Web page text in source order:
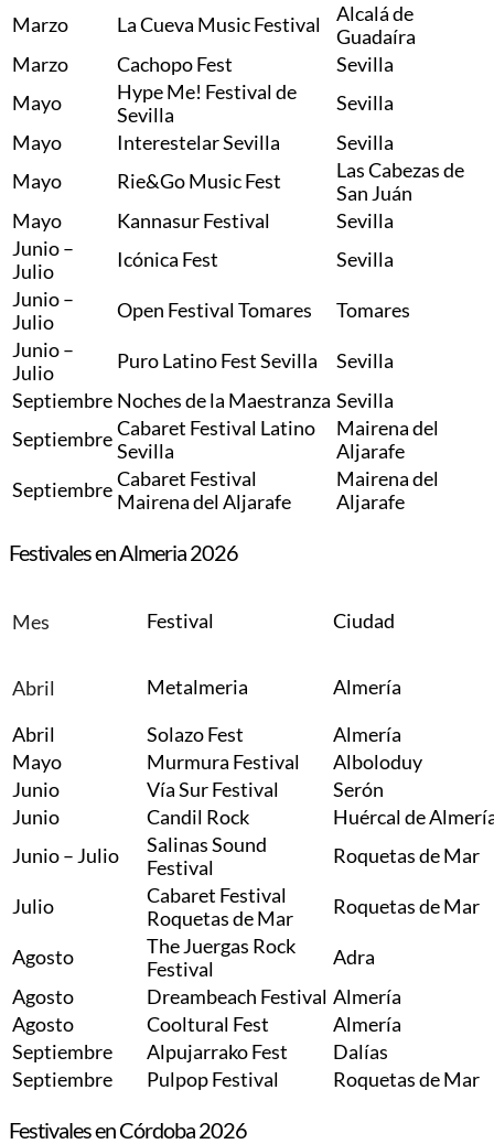
Marzo La Cueva Music Festival
Alcalá de
Guadaíra
Marzo
Cachopo Fest
Sevilla
Mayo
Hype Me! Festival de
Sevilla
Sevilla
Mayo
Interestelar Sevilla
Sevilla
Mayo
Rie&Go Music Fest
Las Cabezas de
San Juán
Mayo
Kannasur Festival
Sevilla
Junio –
Julio
Icónica Fest
Sevilla
Junio –
Julio
Open Festival Tomares
Tomares
Junio –
Julio
Puro Latino Fest Sevilla
Sevilla
Septiembre Noches de la Maestranza Sevilla
SeptiembreCabaret Festival Latino
Sevilla
Mairena del
Aljarafe
SeptiembreCabaret Festival
Mairena del Aljarafe
Mairena del
Aljarafe
Festivales en Almeria 2026
Mes Festival Ciudad
Abril Metalmeria Almería
Abril Solazo Fest
Almería
Mayo
Murmura Festival
Alboloduy
Junio
Vía Sur Festival
Serón
Junio
Candil Rock
Huércal de
Junio – Julio
Salinas Sound
Festival
Roquetas de Mar
Julio
Cabaret Festival
Roquetas de Mar
Roquetas de Mar
Agosto
The Juergas Rock
Festival
Adra
Agosto
Dreambeach Festival Almería
Agosto
Cooltural Fest
Almería
Septiembre
Alpujarrako Fest
Dalías
Septiembre
Pulpop Festival Roquetas de Mar
Festivales en Córdoba 2026